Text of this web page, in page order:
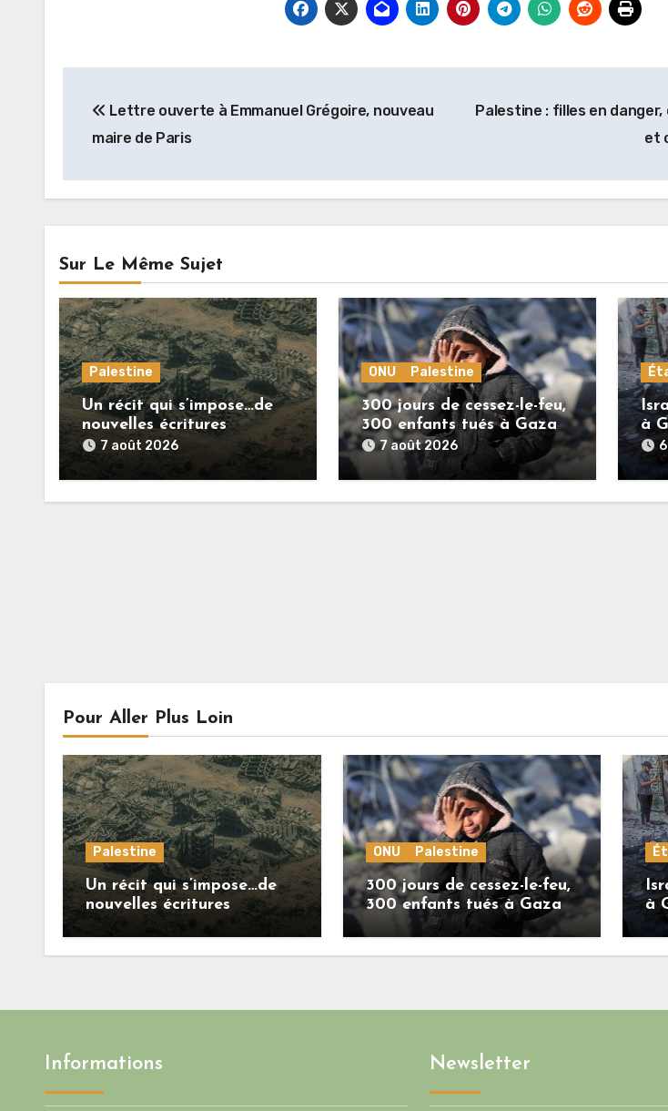
de
Lettre ouverte à Emmanuel Grégoire, nouveau
maire de Paris
Palestine : filles en
et
Sur Le Même Sujet
Palestine
Un récit qui s’impose…de
nouvelles écritures
retracent la réalité des
crimes sionistes à Gaza
7 août 2026
ONU Palestine
300 jours de cessez-le-feu,
300 enfants tués à Gaza
7 août 2026
à
Pour Aller Plus Loin
Palestine
Un récit qui s’impose…de
nouvelles écritures
retracent la réalité des
crimes sionistes à Gaza
ONU Palestine
300 jours de cessez-le-feu,
300 enfants tués à Gaza
à
Informations Newsletter